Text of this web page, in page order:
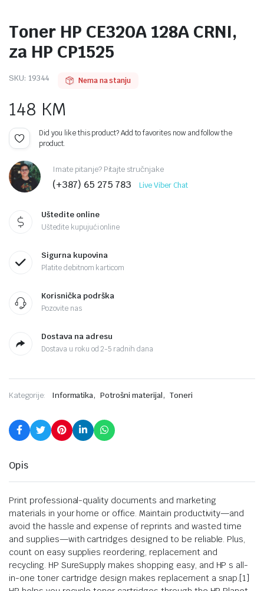
Toner HP CE320A 128A CRNI,
za HP CP1525
SKU: 19344 Nema na stanju
148 KM
Did you like this product? Add to favorites now and follow the
product.
Imate pitanje? Pitajte stručnjake
(+387) 65 275 783 Live Viber Chat
Uštedite online
Uštedite kupujući online
Sigurna kupovina
Platite debitnom karticom
Korisnička podrška
Pozovite nas
Dostava na adresu
Dostava u roku od 2-5 radnih dana
Kategorije: Informatika, Potrošni materijal, Toneri
Opis
Print professional-quality documents and marketing
materials in your home or office. Maintain productivity—and
avoid the hassle and expense of reprints and wasted time
and supplies—with cartridges designed to be reliable. Plus,
count on easy supplies reordering, replacement and
recycling. HP SureSupply makes shopping easy, and HP s all-
in-one toner cartridge design makes replacement a snap.[1]